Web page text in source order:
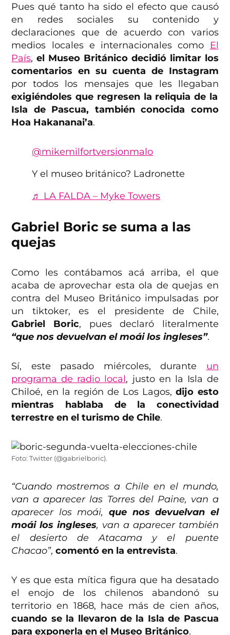
Pues qué tanto ha sido el efecto que causó
en redes sociales su contenido y
declaraciones que de acuerdo con varios
medios locales e internacionales como
El
País,el Museo Británico decidió limitar los
comentarios en su cuenta de Instagram
por todos los mensajes que les llegaban
exigiéndoles que regresen la reliquia de la
Isla de Pascua, también conocida como
Hoa Hakananai’a.
@mikemilfortversionmalo
Y el museo británico? Ladronette
♬ LA FALDA – Myke Towers
Gabriel Boric se suma a las
quejas
Como les contábamos acá arriba, el que
acaba de aprovechar esta ola de quejas en
contra del Museo Británico impulsadas por
un tiktoker, es el presidente de Chile,
Gabriel Boric, pues declaró literalmente
“que nos devuelvan el moái los ingleses”.
Sí, este pasado miércoles, durante un
programa de radio local, justo en la Isla de
Chiloé, en la región de Los Lagos,dijo esto
mientras hablaba de la conectividad
terrestre en el turismo de Chile.
Foto: Twitter (@gabrielboric).
“Cuando mostremos a Chile en el mundo,
van a aparecer las Torres del Paine, van a
aparecer los moái, que nos devuelvan el
moái los ingleses, van a aparecer también
el desierto de Atacama y el puente
Chacao”,comentó en la entrevista.
Y es que esta mítica figura que ha desatado
el enojo de los chilenos abandonó su
territorio en 1868, hace más de cien años,
cuando se la llevaron de la Isla de Pascua
para exponerla en el Museo Británico.